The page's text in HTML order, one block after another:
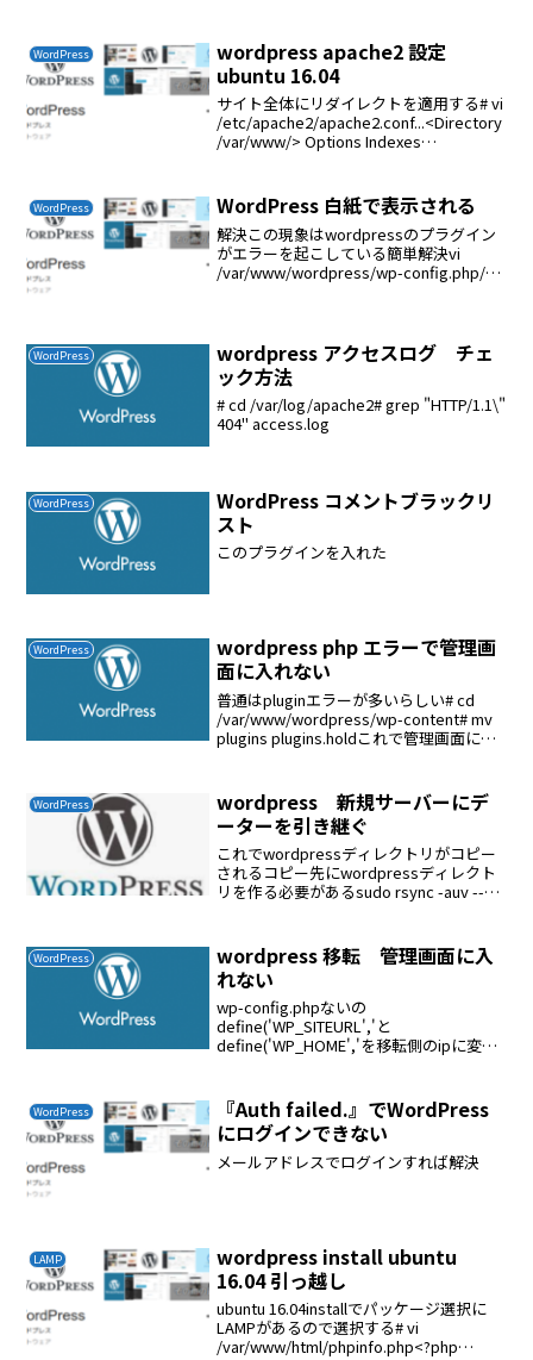
WordPress
wordpress apache2 設定
ubuntu 16.04
サイト全体にリダイレクトを適用する# vi
/etc/apache2/apache2.conf...<Directory
/var/www/> Options Indexes
WordPress WordPress 白紙で表示される
解決この現象はwordpressのプラグイン
がエラーを起こしている簡単解決vi
/var/www/wordpress/wp-config.php//
WordPress
wordpress アクセスログ チェ
ック方法
# cd /var/log/apache2# grep "HTTP/1.1\"
404" access.log
WordPress
WordPress コメントブラックリ
スト
このプラグインを入れた
WordPress
wordpress php エラーで管理画
面に入れない
普通はpluginエラーが多いらしい# cd
/var/www/wordpress/wp-content# mv
plugins plugins.holdこれで管理画面に入
WordPress
wordpress 新規サーバーにデ
ーターを引き継ぐ
これでwordpressディレクトリがコピー
されるコピー先にwordpressディレクト
リを作る必要があるsudo rsync -auv --
WordPress
wordpress 移転 管理画面に入
れない
wp-config.phpないの
define('WP_SITEURL','と
define('WP_HOME','を移転側のipに変更
WordPress
『Auth failed.』でWordPress
にログインできない
メールアドレスでログインすれば解決
LAMP
wordpress install ubuntu
16.04 引っ越し
ubuntu 16.04installでパッケージ選択に
LAMPがあるので選択する# vi
/var/www/html/phpinfo.php<?php